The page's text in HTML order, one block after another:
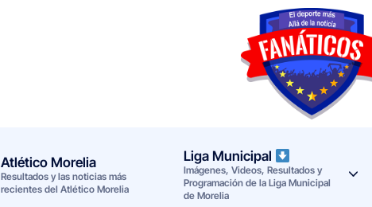
F
a
a
Noticias
deportivas
2026
Atlético Morelia
Resultados y las noticias más
recientes del Atlético Morelia
Liga Municipal
Imágenes, Videos, Resultados y
Programación de la Liga Municipal
de Morelia